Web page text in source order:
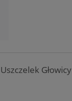
Głowicy